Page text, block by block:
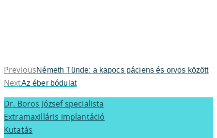
PreviousPrevious
post:
Németh Tünde: a kapocs páciens és orvos között
NextNext
post:
Az éber bódulat
Dr. Boros József specialista
Extramaxilláris implantáció
Kutatás